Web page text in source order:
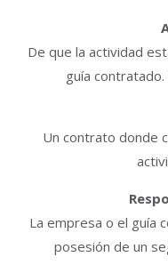
De que la actividad
guía
Un contrato donde
La empresa o el guía
posesión de un